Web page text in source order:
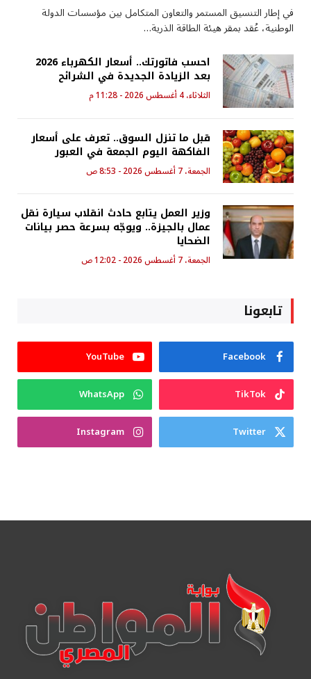
في إطار التنسيق المستمر والتعاون المتكامل بين مؤسسات الدولة
الوطنية، عُقد بمقر هيئة الطاقة الذرية…
احسب فاتورتك.. أسعار الكهرباء 2026
بعد الزيادة الجديدة في الشرائح
الثلاثاء، 4 أغسطس 2026 - 11:28 م
قبل ما تنزل السوق.. تعرف على أسعار
الفاكهة اليوم الجمعة في العبور
الجمعة، 7 أغسطس 2026 - 8:53 ص
وزير العمل يتابع حادث انقلاب سيارة نقل
عمال بالجيزة.. ويوجّه بسرعة حصر بيانات
الضحايا
الجمعة، 7 أغسطس 2026 - 12:02 ص
تابعونا
Facebook
YouTube
TikTok
WhatsApp
Twitter
Instagram